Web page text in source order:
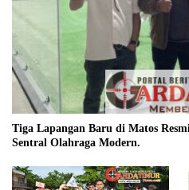
Tiga Lapangan Baru di Matos
Sentral Olahraga Modern.